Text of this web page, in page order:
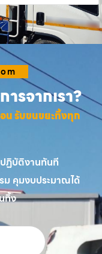
รจากเรา?
น รับขนขยะทิ้งทุก
ฏิบัติงานทันที
ม คุมงบประมาณได้
ทิ้ง